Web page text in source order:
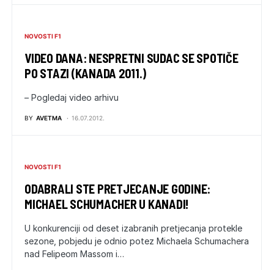
NOVOSTI F1
VIDEO DANA: NESPRETNI SUDAC SE SPOTIČE
PO STAZI (KANADA 2011.)
– Pogledaj video arhivu
BY AVETMA 16.07.2012.
NOVOSTI F1
ODABRALI STE PRETJECANJE GODINE:
MICHAEL SCHUMACHER U KANADI!
U konkurenciji od deset izabranih pretjecanja protekle
sezone, pobjedu je odnio potez Michaela Schumachera
nad Felipeom Massom i…